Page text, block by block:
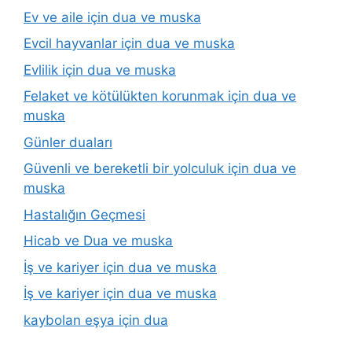
Ev ve aile için dua ve muska
Evcil hayvanlar için dua ve muska
Evlilik için dua ve muska
Felaket ve kötülükten korunmak için dua ve
muska
Günler duaları
Güvenli ve bereketli bir yolculuk için dua ve
muska
Hastalığın Geçmesi
Hicab ve Dua ve muska
İş ve kariyer için dua ve muska
İş ve kariyer için dua ve muska
kaybolan eşya için dua